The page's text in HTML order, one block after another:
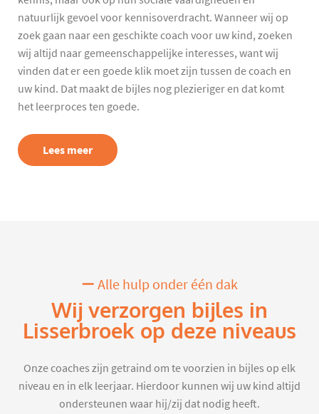
natuurlijk gevoel voor kennisoverdracht. Wanneer wij op
zoek gaan naar een geschikte coach voor uw kind, zoeken
wij altijd naar gemeenschappelijke interesses, want wij
vinden dat er een goede klik moet zijn tussen de coach en
uw kind. Dat maakt de bijles nog plezieriger en dat komt
het leerproces ten goede.
Lees meer
Alle hulp onder één dak
Wij verzorgen bijles in
Lisserbroek op deze niveaus
Onze coaches zijn getraind om te voorzien in bijles op elk
niveau en in elk leerjaar. Hierdoor kunnen wij uw kind altijd
ondersteunen waar hij/zij dat nodig heeft.